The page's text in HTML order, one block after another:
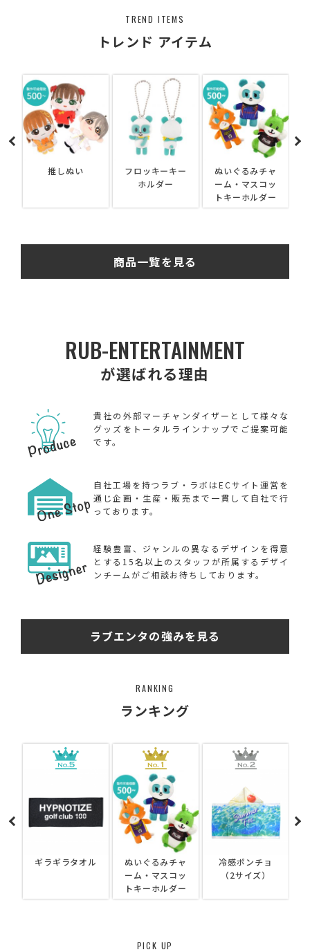
TREND ITEMS
トレンド アイテム
フロッキーキー
ぬいぐるみチャ
ーム・マスコッ
ガジェットケー
ス
商品一覧を見る
RUB-ENTERTAINMENT
が選ばれる理由
貴社の外部マーチャンダイザーとして様々な
グッズをトータルラインナップでご提案可能
です。
自社工場を持つラブ・ラボはECサイト運営を
通じ企画・生産・販売まで一貫して自社で行
っております。
経験豊富、ジャンルの異なるデザインを得意
とする15名以上のスタッフが所属するデザイ
ンチームがご相談お待ちしております。
ラブエンタの強みを見る
RANKING
ランキング
ぬいぐるみチャ
冷感ポンチョ
（2サイズ）
フロッキーキー
ホルダー
PICK UP